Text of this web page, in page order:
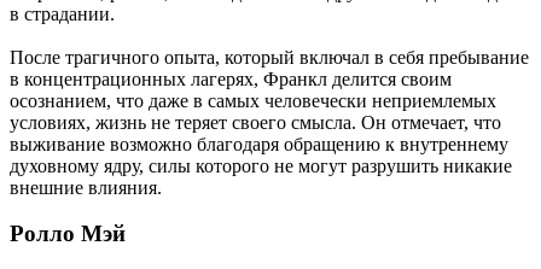
в страдании.
После трагичного опыта, который включал в себя пребывание
в концентрационных лагерях, Франкл делится своим
осознанием, что даже в самых человечески неприемлемых
условиях, жизнь не теряет своего смысла. Он отмечает, что
выживание возможно благодаря обращению к внутреннему
духовному ядру, силы которого не могут разрушить никакие
внешние влияния.
Ролло Мэй